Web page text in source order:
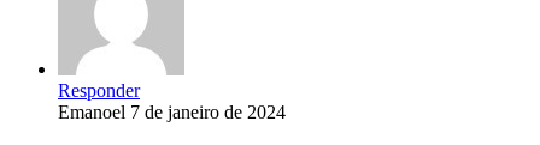
Responder
Emanoel 7 de janeiro de 2024